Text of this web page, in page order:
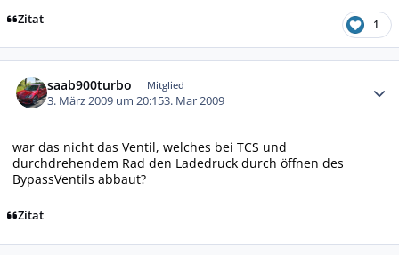
Zitat 1
saab900turbo Mitglied
3. März 2009 um 20:153. Mar 2009
war das nicht das Ventil, welches bei TCS und
durchdrehendem Rad den Ladedruck durch öffnen des
BypassVentils abbaut?
Zitat